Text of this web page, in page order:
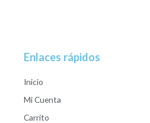
Enlaces rápidos
Inicio
Mi Cuenta
Carrito